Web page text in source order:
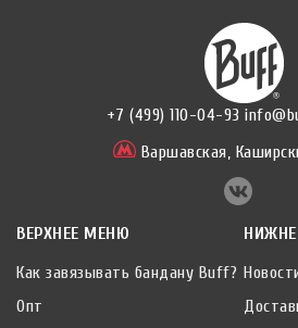
+7 (499) 110-04-93
Варшавская,
ВЕРХНЕЕ МЕНЮ
Как завязывать бандану Buff?
Опт